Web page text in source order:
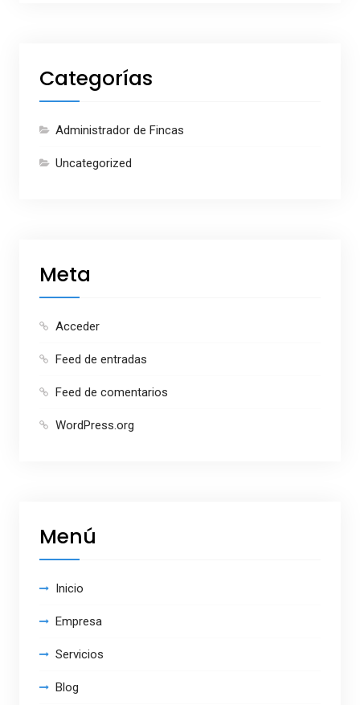
Categorías
Administrador de Fincas
Uncategorized
Meta
Acceder
Feed de entradas
Feed de comentarios
WordPress.org
Menú
Inicio
Empresa
Servicios
Blog